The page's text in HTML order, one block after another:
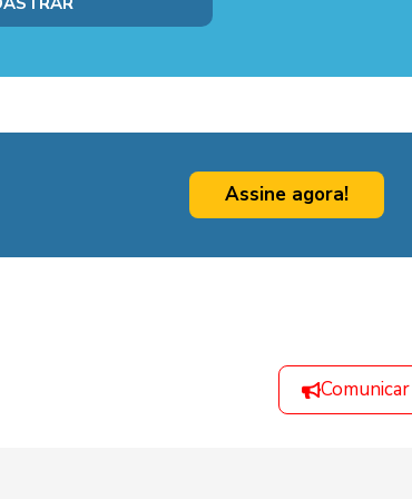
Assine agora!